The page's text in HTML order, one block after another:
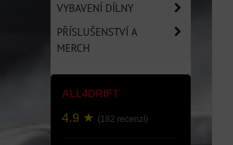
VYBAVENÍ DÍLNY
PŘÍSLUŠENSTVÍ A
MERCH
ALL4DRIFT
4.9 ★ (182 recenzí)